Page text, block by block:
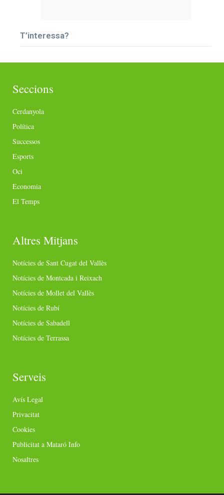
T’interessa?
Seccions
Cerdanyola
Política
Successos
Esports
Oci
Economia
El Temps
Altres Mitjans
Notícies de Sant Cugat del Vallès
Notícies de Montcada i Reixach
Notícies de Mollet del Vallès
Notícies de Rubí
Notícies de Sabadell
Notícies de Terrassa
Serveis
Avís Legal
Privacitat
Cookies
Publicitat a Mataró Info
Nosaltres